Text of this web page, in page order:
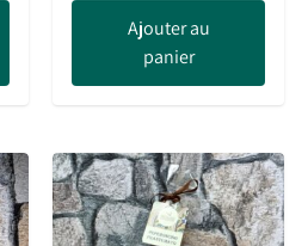
Ajouter au
panier